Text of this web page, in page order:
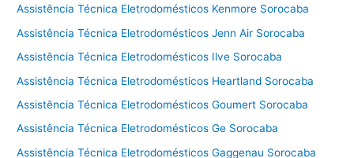
Assistência Técnica Eletrodomésticos Kenmore Sorocaba
Assistência Técnica Eletrodomésticos Jenn Air Sorocaba
Assistência Técnica Eletrodomésticos Ilve Sorocaba
Assistência Técnica Eletrodomésticos Heartland Sorocaba
Assistência Técnica Eletrodomésticos Goumert Sorocaba
Assistência Técnica Eletrodomésticos Ge Sorocaba
Assistência Técnica Eletrodomésticos Gaggenau Sorocaba